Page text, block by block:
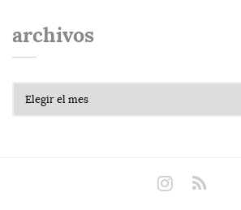
archivos